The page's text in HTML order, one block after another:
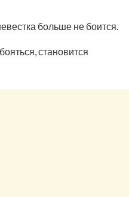
больше не боится.
становится